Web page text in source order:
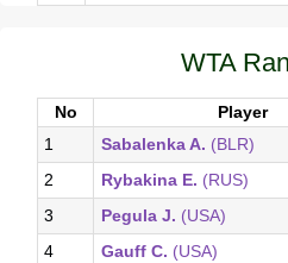
WTA
No Player
1
Sabalenka A. (BLR)
2
Rybakina E. (RUS)
3
Pegula J. (USA)
4
Gauff C. (USA)